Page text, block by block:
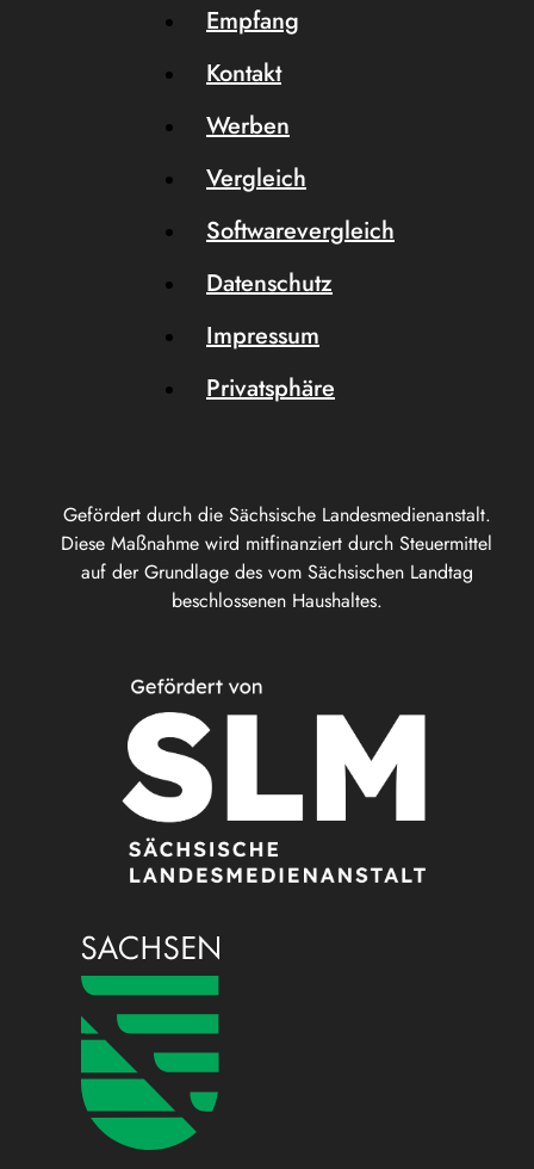
Gefördert durch die Sächsische Landesmedienanstalt.
Diese Maßnahme wird mitfinanziert durch Steuermittel
auf der Grundlage des vom Sächsischen Landtag
beschlossenen Haushaltes.
Empfang
Kontakt
Werben
Vergleich
Softwarevergleich
Datenschutz
Impressum
Privatsphäre